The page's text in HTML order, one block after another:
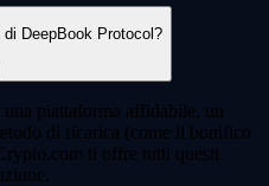
DeepBook Protocol?
piattaforma affidabile, un
di ricarica (come il bonifico
ti offre tutti questi